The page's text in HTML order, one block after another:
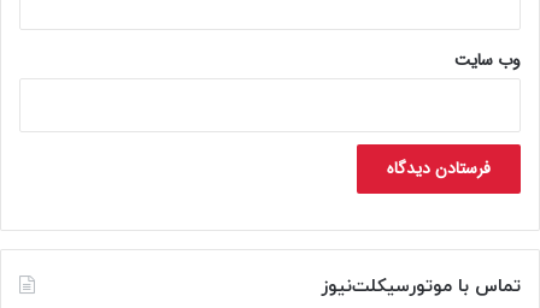
وب‌ سایت
تماس با موتورسیکلت‌نیوز